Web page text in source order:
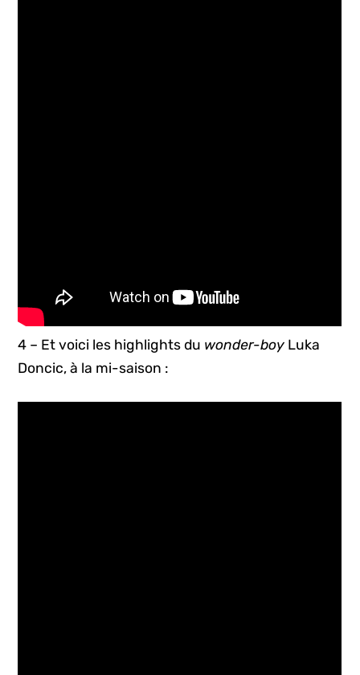
4 – Et voici les highlights du wonder-boy Luka
Doncic, à la mi-saison :